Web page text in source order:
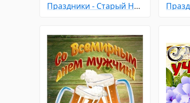
Праздники - Старый Новый Год